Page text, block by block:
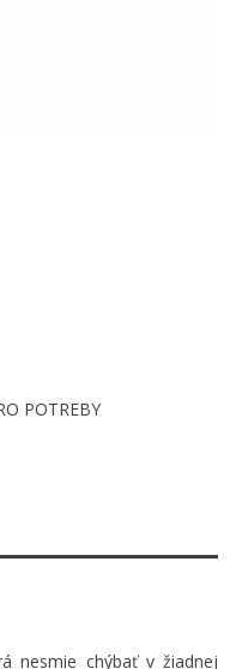
POTREBY
nesmie chýbať v žiadnej